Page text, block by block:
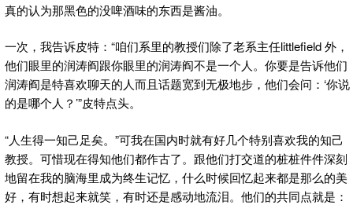
真的认为那黑色的没啤酒味的东西是酱油。
一次，我告诉皮特：“咱们系里的教授们除了老系主任littlefield 外，
他们眼里的润涛阎跟你眼里的润涛阎不是一个人。你要是告诉他们
润涛阎是特喜欢聊天的人而且话题宽到无极地步，他们会问：‘你说
的是哪个人？’”皮特点头。
“人生得一知己足矣。”可我在国内时就有好几个特别喜欢我的知己
教授。可惜现在得知他们都作古了。跟他们打交道的桩桩件件深刻
地留在我的脑海里成为终生记忆，什么时候回忆起来都是那么的美
好，有时想起来就笑，有时还是感动地流泪。他们的共同点就是：